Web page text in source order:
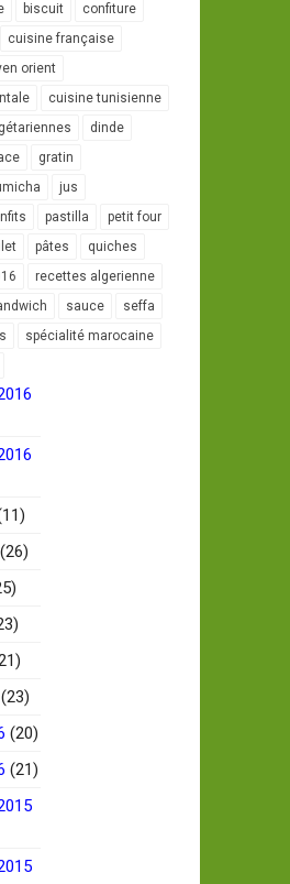
biscuit
confiture
cuisine française
orient
cuisine tunisienne
dinde
gratin
jus
pastilla
petit four
pâtes
quiches
recettes algerienne
sauce
seffa
spécialité marocaine
(26)
(23)
(20)
(21)